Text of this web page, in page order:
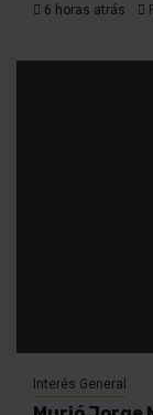
6 horas atrás
Interés General